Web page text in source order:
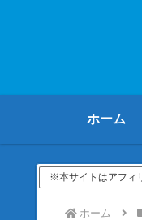
ホーム
※本サイトはアフィ
ホーム